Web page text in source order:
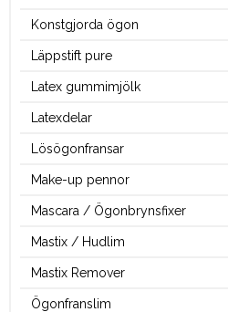
Konstgjorda ögon
Läppstift pure
Latex gummimjölk
Latexdelar
Lösögonfransar
Make-up pennor
Mascara / Ögonbrynsfixer
Mastix / Hudlim
Mastix Remover
Ögonfranslim